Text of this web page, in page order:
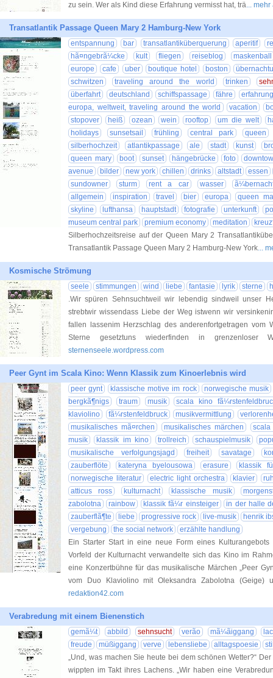
zu sein. Wer als Kind diese Erfahrung vermisst hat, trä...
Transatlantik Passage Queen Mary 2 Hamburg-New York
entspannung bar transatlantiküberquerung aperitif
hã¤ngebrã¼cke
kult fliegen reiseblog
maskenball
europe
cafe uber boutique hotel boston
schwitzen
traveling around the world trinken
überfahrt
deutschland schiffspassage fähre
europa, weltweit, traveling around the world
vacation
stopover
heiß ozean wein rooftop um die welt
holidays
sunsetsail frühling central park
queen
silberhochzeit
atlantikpassage ale stadt kunst
queen mary
boot sunset hängebrücke foto
avenue
bilder new york chillen drinks altstadt
essen
sundowner
sturm rent a car wasser
allgemein
inspiration travel bier europa
queen
skyline
lufthansa hauptstadt fotografie unterkunft
museum central park
premium economy meditation
Silberhochzeitsreise auf der Queen Mary 2
Transatlantik Passage Queen Mary 2 Hamburg-New York...
Kosmische Strömung
seele stimmungen wind liebe fantasie lyrik sterne
.Wir spüren Sehnsuchtweil wir lebendig sindweil unser
strebtwir wissendass Liebe der Weg istwenn wir
fallen lassenim Herzschlag des anderenfortgetragen vom
Sterne gesetztuns wiederfinden in
sternenseele.wordpress.com
Peer Gynt im Scala Kino: Wenn Klassik zum Kinoerlebnis wird
peer gynt klassische motive im rock
norwegische musik
bergkã¶nigs
traum musik
scala kino
klaviolino
fã¼rstenfeldbruck musikvermittlung
musikalisches mã¤rchen
musikalisches märchen
scala
musik
klassik im kino trollreich schauspielmusik
musikalische verfolgungsjagd
freiheit savatage
zauberflöte
kateryna byelousowa erasure
klassik
norwegische literatur
electric light orchestra klavier
atticus ross
kulturnacht klassische musik
zabolotna
rainbow klassik fã¼r einsteiger
in der halle
zauberflã¶te
liebe progressive rock live-musik
henrik
vergebung
the social network
erzählte handlung
Ein Starter Start in eine neue Form eines
Vorfeld der Kulturnacht verwandelte sich das Kino im
eine Konzertbühne für das musikalische Märchen „Peer
vom Duo Klaviolino mit Oleksandra Zabolotna (Geige)
redaktion42.com
Verabredung mit einem Bienenstich
gemã¼t abbild sehnsucht verão mã¼ãiggang
freude
müßiggang verve lebensliebe alltagspoesie
„Und, was machen Sie heute bei dem schönen Wetter?“
wippten im Takt ihres Lachens. „Wir haben eine